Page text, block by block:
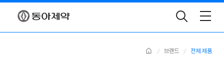
Toggle
Search
Home 브랜드 전체 제품